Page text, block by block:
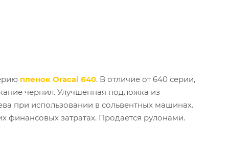
пленок Oracal 640. В отличие от 640 серии,
чернил. Улучшенная подложка из
при использовании в сольвентных машинах.
финансовых затратах. Продается рулонами.